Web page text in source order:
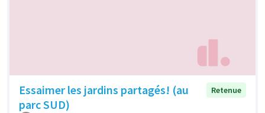
Essaimer les jardins partagés! (au
parc SUD)
Retenue